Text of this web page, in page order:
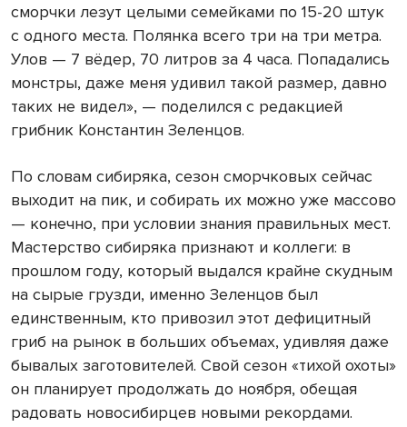
сморчки лезут целыми семейками по 15-20 штук
с одного места. Полянка всего три на три метра.
Улов — 7 вёдер, 70 литров за 4 часа. Попадались
монстры, даже меня удивил такой размер, давно
таких не видел», — поделился с редакцией
грибник Константин Зеленцов.
По словам сибиряка, сезон сморчковых сейчас
выходит на пик, и собирать их можно уже массово
— конечно, при условии знания правильных мест.
Мастерство сибиряка признают и коллеги: в
прошлом году, который выдался крайне скудным
на сырые грузди, именно Зеленцов был
единственным, кто привозил этот дефицитный
гриб на рынок в больших объемах, удивляя даже
бывалых заготовителей. Свой сезон «тихой охоты»
он планирует продолжать до ноября, обещая
радовать новосибирцев новыми рекордами.